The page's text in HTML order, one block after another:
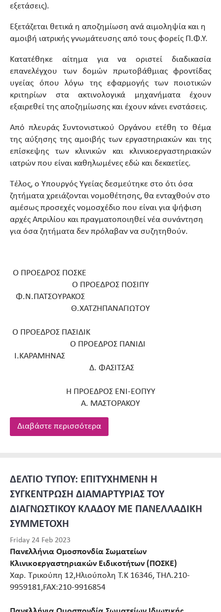
εξετάσεις).
Εξετάζεται θετικά η αποζημίωση ανά αιμοληψία και η
αμοιβή ιατρικής γνωμάτευσης από τους φορείς Π.Φ.Υ.
Κατατέθηκε αίτημα για να οριστεί διαδικασία
επανελέγχου των δομών πρωτοβάθμιας φροντίδας
υγείας όπου λόγω της εφαρμογής των ποιοτικών
κριτηρίων στα ακτινολογικά μηχανήματα έχουν
εξαιρεθεί της αποζημίωσης και έχουν κάνει ενστάσεις.
Από πλευράς Συντονιστικού Οργάνου ετέθη το θέμα
της αύξησης της αμοιβής των εργαστηριακών και της
επίσκεψης των κλινικών και κλινικοεργαστηριακών
ιατρών που είναι καθηλωμένες εδώ και δεκαετίες.
Τέλος, ο Υπουργός Υγείας δεσμεύτηκε στο ότι όσα
ζητήματα χρειάζονται νομοθέτησης, θα ενταχθούν στο
αμέσως προσεχές νομοσχέδιο που είναι για ψήφιση
αρχές Απριλίου και πραγματοποιηθεί νέα συνάντηση
για όσα ζητήματα δεν πρόλαβαν να συζητηθούν.
Ο ΠΡΟΕΔΡΟΣ ΠΟΣΚΕ
Ο ΠΡΟΕΔΡΟΣ ΠΟΣΙΠΥ
Φ.Ν.ΠΑΤΣΟΥΡΑΚΟΣ
Θ.ΧΑΤΖΗΠΑΝΑΓΙΩΤΟΥ
Ο ΠΡΟΕΔΡΟΣ ΠΑΣΙΔΙΚ
Ο ΠΡΟΕΔΡΟΣ ΠΑΝΙΔΙ
Ι.ΚΑΡΑΜΗΝΑΣ
Δ. ΦΑΣΙΤΣΑΣ
Η ΠΡΟΕΔΡΟΣ ΕΝΙ-ΕΟΠΥΥ
Α. ΜΑΣΤΟΡΑΚΟΥ
Διαβάστε περισσότερα
ΔΕΛΤΙΟ ΤΥΠΟΥ: ΕΠΙΤΥΧΗΜΕΝΗ Η
ΣΥΓΚΕΝΤΡΩΣΗ ΔΙΑΜΑΡΤΥΡΙΑΣ ΤΟΥ
ΔΙΑΓΝΩΣΤΙΚΟΥ ΚΛΑΔΟΥ ΜΕ ΠΑΝΕΛΛΑΔΙΚΗ
ΣΥΜΜΕΤΟΧΗ
Friday 24 Feb 2023
Πανελλήνια Ομοσπονδία Σωματείων
Κλινικοεργαστηριακών Ειδικοτήτων (ΠΟΣΚΕ)
Χαρ. Τρικούπη 12,Ηλιούπολη Τ.Κ 16346, ΤΗΛ.210-
9959181,FAX:210-9916854